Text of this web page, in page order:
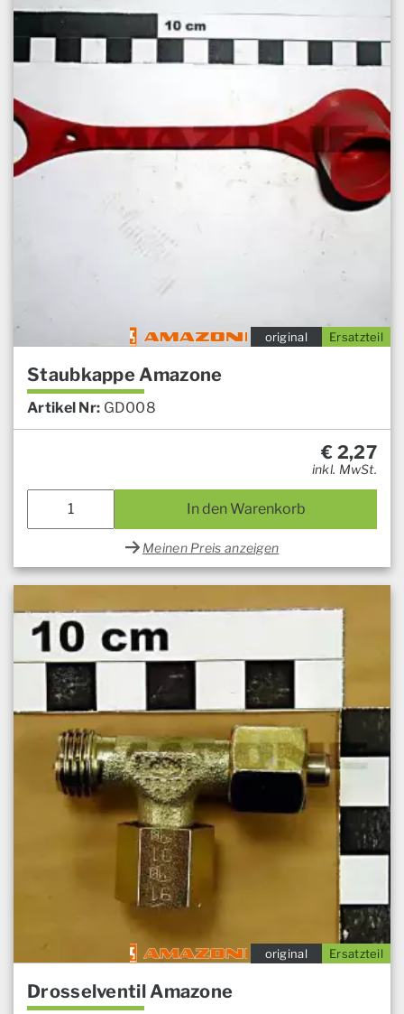
Ersatzteil
original
Staubkappe Amazone
Artikel Nr: GD008
€ 2,27
inkl. MwSt.
In den Warenkorb
Meinen Preis anzeigen
Ersatzteil
original
Drosselventil Amazone